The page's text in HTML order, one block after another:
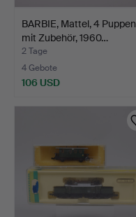
BARBIE, Mattel, 4 Puppen
mit Zubehör, 1960…
2 Tage
4 Gebote
106 USD